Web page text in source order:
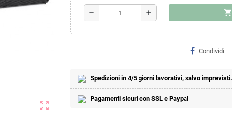
zoom_out_map
remove add shopping_cart
Condividi
Spedizioni in 4/5 giorni lavorativi, salvo imprevisti.
Pagamenti sicuri con SSL e Paypal